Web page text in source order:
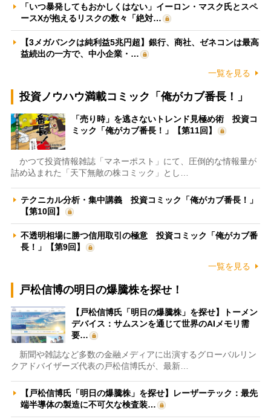
「いつ暴発してもおかしくはない」イーロン・マスク氏とスペ
ースXが抱えるリスクの数々「絶対…
【3メガバンクは純利益5兆円超】銀行、商社、ゼネコンは最高
益続出の一方で、中小企業・…
一覧を見る
投資ノウハウ満載コミック「俺がカブ番長！」
「売り時」を逃さないトレンド見極め術 投資コ
ミック「俺がカブ番長！」【第11回】
かつて投資情報雑誌「マネーポスト」にて、圧倒的な情報量が
詰め込まれた「天下無敵の株コミック」とし…
テクニカル分析・集中講義 投資コミック「俺がカブ番長！」
【第10回】
不透明相場に勝つ信用取引の極意 投資コミック「俺がカブ番
長！」【第9回】
一覧を見る
戸松信博の明日の爆騰株を探せ！
【戸松信博氏「明日の爆騰株」を探せ】トーメン
デバイス：サムスンを通じて世界のAIメモリ需
要…
新聞や雑誌など多数の金融メディアに出演するグローバルリン
クアドバイザーズ代表の戸松信博氏が、最新…
【戸松信博氏「明日の爆騰株」を探せ】レーザーテック：最先
端半導体の製造に不可欠な検査装…